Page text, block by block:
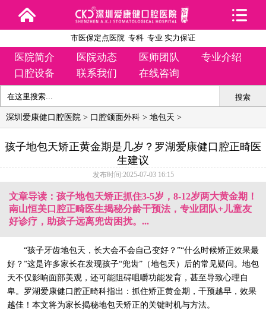
市医保定点医院 专科 专业 实力保证
医院简介 医院动态 医师团队
专业介绍
口腔设备
联系我们 在线咨询
搜索
深圳爱康健口腔医院 > 口腔颌面外科 > 地包天 >
孩子地包天矫正黄金期是几岁？罗湖爱康健口腔正畸医
生建议
发布时间:2025-07-03 16:15
文章导读：孩子地包天矫正抓住3-5岁，8-12岁两大黄金期！
南山恒美口腔正畸医生揭秘分龄干预法，专业团队+儿童友
好诊疗，助孩子远离兜齿困扰。...
“孩子牙齿地包天，长大会不会自己变好？”“什么时候矫正效果最
好？”这是许多家长在发现孩子“兜齿”（地包天）后的常见疑问。地包
天不仅影响面部美观，还可能阻碍咀嚼功能发育，甚至导致心理自
卑。罗湖爱康健口腔正畸科指出：抓住矫正黄金期，干预越早，效果
越佳！本文将为家长揭秘地包天矫正的关键时机与方法。